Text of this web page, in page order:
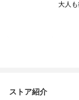
大人
ストア紹介